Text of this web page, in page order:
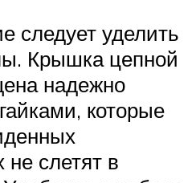
следует уделить
Крышка цепной
надежно
которые
не слетят в